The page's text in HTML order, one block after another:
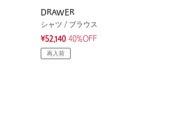
DRAWER
シャツ / ブラウス
¥52,140 40%OFF
再入荷